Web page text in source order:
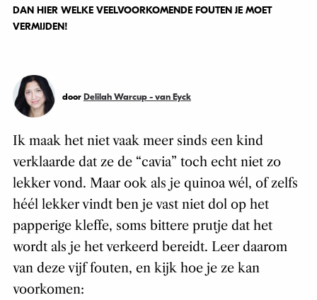
DAN HIER WELKE VEELVOORKOMENDE FOUTEN JE MOET
VERMIJDEN!
door Delilah Warcup - van Eyck
Ik maak het niet vaak meer sinds een kind
verklaarde dat ze de “cavia” toch echt niet zo
lekker vond. Maar ook als je quinoa wél, of zelfs
héél lekker vindt ben je vast niet dol op het
papperige kleffe, soms bittere prutje dat het
wordt als je het verkeerd bereidt. Leer daarom
van deze vijf fouten, en kijk hoe je ze kan
voorkomen: